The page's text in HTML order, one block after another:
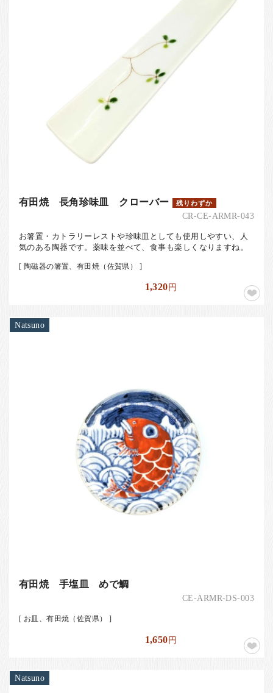
有田焼 長角珍味皿 クローバー 残りわずか
CR-CE-ARMR-043
お箸置・カトラリーレストや珍味皿としても使用しやすい、人
気のある陶器です。薬味を並べて、食事も楽しくなりますね。
[ 陶磁器の箸置、有田焼（佐賀県） ]
1,320円
Natsuno
有田焼 手塩皿 めで鯛
CE-ARMR-DS-003
[ お皿、有田焼（佐賀県） ]
1,650円
Natsuno